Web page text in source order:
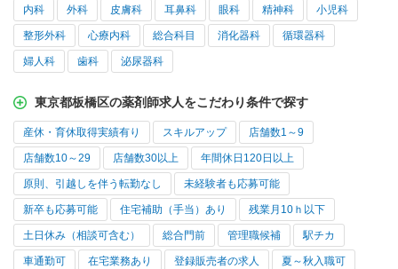
内科 外科 皮膚科 耳鼻科 眼科 精神科 小児科
整形外科 心療内科 総合科目 消化器科 循環器科
婦人科 歯科 泌尿器科
東京都板橋区の薬剤師求人をこだわり条件で探す
産休・育休取得実績有り スキルアップ 店舗数1～9
店舗数10～29 店舗数30以上 年間休日120日以上
原則、引越しを伴う転勤なし 未経験者も応募可能
新卒も応募可能 住宅補助（手当）あり 残業月10ｈ以下
土日休み（相談可含む） 総合門前 管理職候補 駅チカ
車通勤可 在宅業務あり 登録販売者の求人 夏～秋入職可